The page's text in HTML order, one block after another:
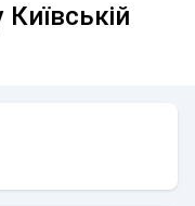
Київській